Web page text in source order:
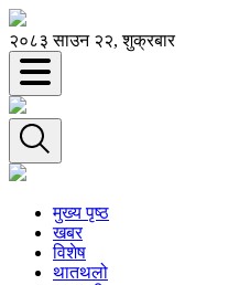
२०८३ साउन २२, शुक्रबार
मुख्य पृष्ठ
खबर
विशेष
थातथलो